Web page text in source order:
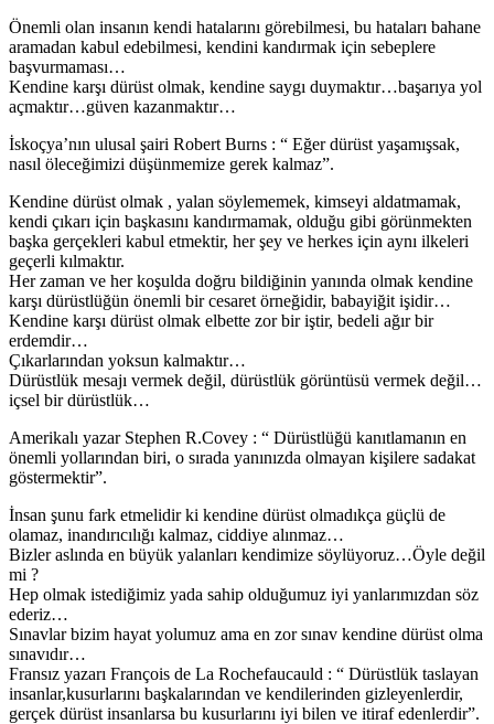
Önemli olan insanın kendi hatalarını görebilmesi, bu hataları bahane
aramadan kabul edebilmesi, kendini kandırmak için sebeplere
başvurmaması…
Kendine karşı dürüst olmak, kendine saygı duymaktır…başarıya yol
açmaktır…güven kazanmaktır…
İskoçya’nın ulusal şairi Robert Burns : “ Eğer dürüst yaşamışsak,
nasıl öleceğimizi düşünmemize gerek kalmaz”.
Kendine dürüst olmak , yalan söylememek, kimseyi aldatmamak,
kendi çıkarı için başkasını kandırmamak, olduğu gibi görünmekten
başka gerçekleri kabul etmektir, her şey ve herkes için aynı ilkeleri
geçerli kılmaktır.
Her zaman ve her koşulda doğru bildiğinin yanında olmak kendine
karşı dürüstlüğün önemli bir cesaret örneğidir, babayiğit işidir…
Kendine karşı dürüst olmak elbette zor bir iştir, bedeli ağır bir
erdemdir…
Çıkarlarından yoksun kalmaktır…
Dürüstlük mesajı vermek değil, dürüstlük görüntüsü vermek değil…
içsel bir dürüstlük…
Amerikalı yazar Stephen R.Covey : “ Dürüstlüğü kanıtlamanın en
önemli yollarından biri, o sırada yanınızda olmayan kişilere sadakat
göstermektir”.
İnsan şunu fark etmelidir ki kendine dürüst olmadıkça güçlü de
olamaz, inandırıcılığı kalmaz, ciddiye alınmaz…
Bizler aslında en büyük yalanları kendimize söylüyoruz…Öyle değil
mi ?
Hep olmak istediğimiz yada sahip olduğumuz iyi yanlarımızdan söz
ederiz…
Sınavlar bizim hayat yolumuz ama en zor sınav kendine dürüst olma
sınavıdır…
Fransız yazarı François de La Rochefaucauld : “ Dürüstlük taslayan
insanlar,kusurlarını başkalarından ve kendilerinden gizleyenlerdir,
gerçek dürüst insanlarsa bu kusurlarını iyi bilen ve itiraf edenlerdir”.